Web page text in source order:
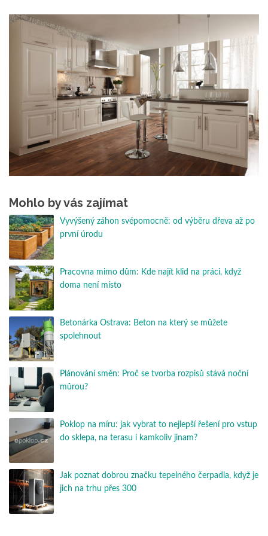
Mohlo by vás zajímat
Vyvýšený záhon svépomocně: od výběru dřeva až po
první úrodu
Pracovna mimo dům: Kde najít klid na práci, když
doma není místo
Betonárka Ostrava: Beton na který se můžete
spolehnout
Plánování směn: Proč se tvorba rozpisů stává noční
můrou?
Poklop na míru: jak vybrat to nejlepší řešení pro vstup
do sklepa, na terasu i kamkoliv jinam?
Jak poznat dobrou značku tepelného čerpadla, když je
jich na trhu přes 300